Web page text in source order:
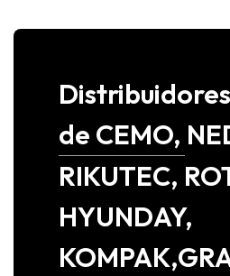
de CEMO,
RIKUTEC,
HYUNDAY,